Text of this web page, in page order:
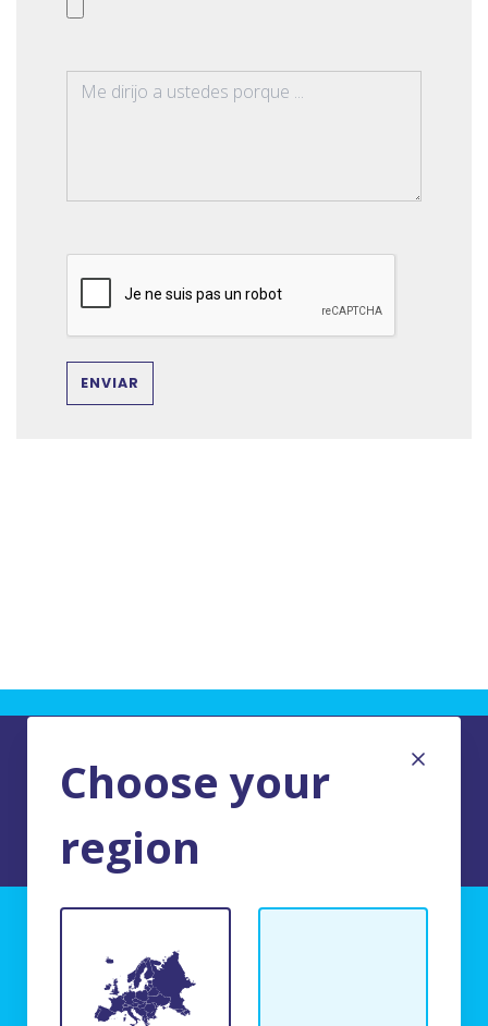
ENVIAR
Choose your
region
BFR Systems